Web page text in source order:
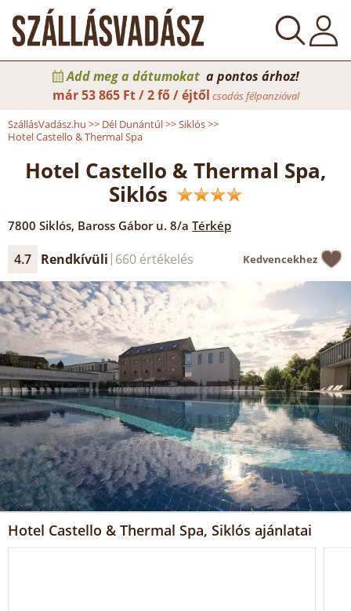
Add meg a dátumokat a pontos árhoz!
már53 865 Ft / 2 fő / éjtől csodás félpanzióval
SzállásVadász.hu >> Dél Dunántúl>>Siklós>>
Hotel Castello & Thermal Spa
Hotel Castello & Thermal Spa,
Siklós
7800 Siklós, Baross Gábor u. 8/a Térkép
4.7 Rendkívüli 660 értékelés Kedvencekhez
Hotel Castello & Thermal Spa, Siklós ajánlatai